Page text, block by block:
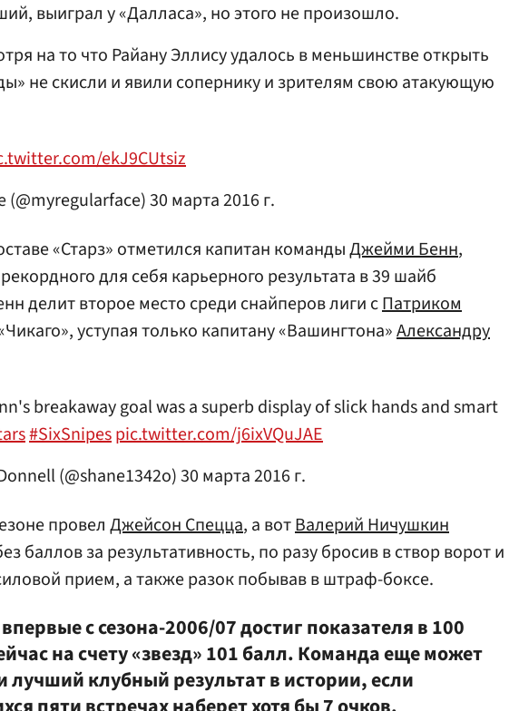
выиграл у «Далласа», но этого не произошло.
на то что Райану Эллису удалось в меньшинстве открыть
не скисли и явили сопернику и зрителям свою атакующую
ekJ9CUtsiz
(@myregularface)30 марта 2016 г.
«Старз» отметился капитан командыДжейми Бенн,
для себя карьерного результата в 39 шайб
делит второе место среди снайперов лиги сПатриком
уступая только капитану «Вашингтона»Александру
breakaway goal was a superb display of slick hands and smart
#SixSnipespic.twitter.com/j6ixVQuJAE
(@shane1342o)30 марта 2016 г.
провел Джейсон Спецца, а вотВалерий Ничушкин
баллов за результативность, по разу бросив в створ ворот и
прием, а также разок побывав в штраф-боксе.
с сезона-2006/07 достиг показателя в 100
на счету «звезд» 101 балл. Команда еще может
лучший клубный результат в истории, если